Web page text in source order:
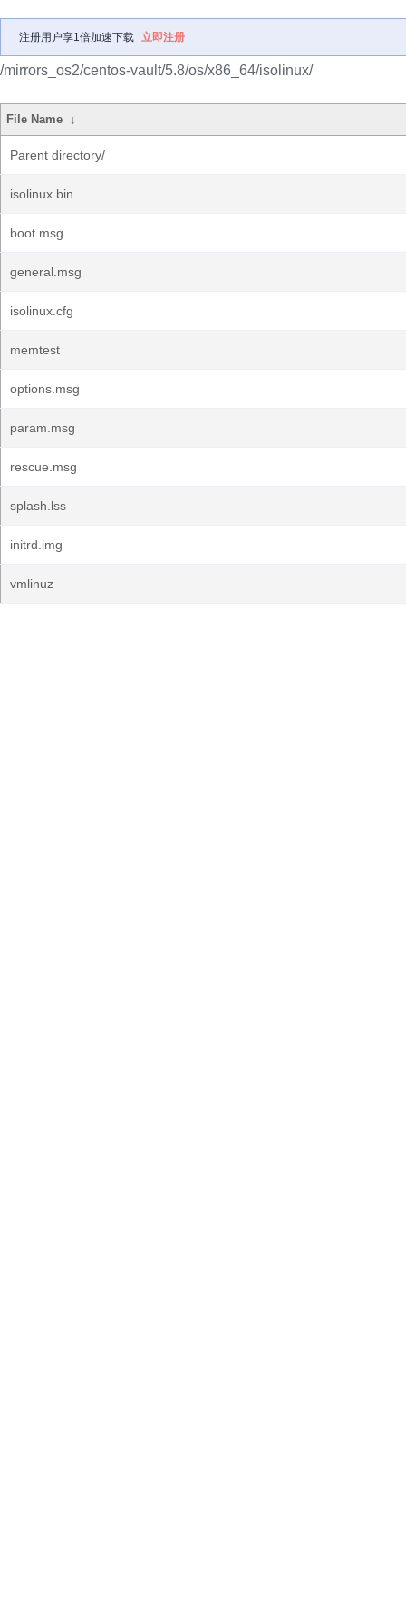
注册用户享1倍加速下载 立即注册
/mirrors_os2/centos-vault/5.8/os/x86_64/isolinux/
File Name ↓
Parent directory/
isolinux.bin
boot.msg
general.msg
isolinux.cfg
memtest
options.msg
param.msg
rescue.msg
splash.lss
initrd.img
vmlinuz